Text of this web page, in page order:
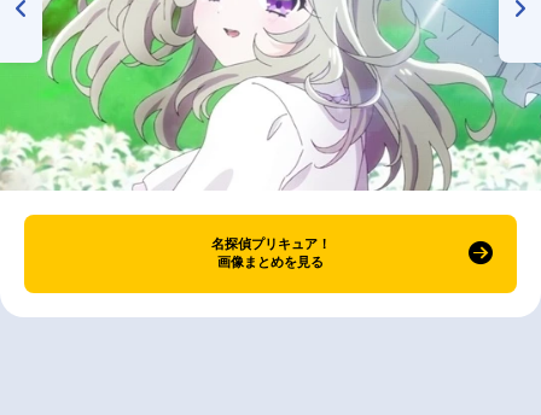
名探偵プリキュア！
画像まとめを見る